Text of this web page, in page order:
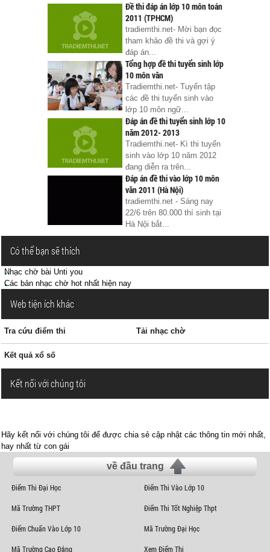
Đề thi đáp án lớp 10 môn toán
2011 (TPHCM)
tradiemthi.net- Mời bạn đọc
tham khảo đề thi và gợi ý
đáp án...
Tổng hợp đề thi tuyển sinh lớp
10 môn văn
Tradiemthi.net- Tuyển tập
các đề thi tuyển sinh vào
lớp 10 môn ngữ...
Đáp án đề thi tuyển sinh lớp 10
năm 2012- 2013
Tradiemthi.net- Kì thi tuyển
sinh vào lớp 10 năm 2012
đang diễn ra trên...
Đáp án đề thi vào lớp 10 môn
văn 2011 (Hà Nội)
tradiemthi.net - Sáng nay
22/6 trên 80.000 thí sinh tại
Hà Nội bắt...
Có thể bạn sẽ thích
Nhạc chờ bài Unti you
Các bản nhạc chờ hot nhất hiện nay
Web tiện ích khác
Tra cứu điểm thi Tải nhạc chờ
Kết quả xổ số
Kết nối với chúng tôi
Hãy kết nối với chúng tôi để được chia sẻ cập nhật các thông tin mới nhất,
hay nhất từ con gái
về đầu trang
Điểm Thi Đại Học Điểm Thi Vào Lớp 10
Mã Trường THPT Điểm Thi Tốt Nghiệp Thpt
Điểm Chuẩn Vào Lớp 10 Mã Trường Đại Học
Mã Trường Cao Đẳng Xem Điểm Thi